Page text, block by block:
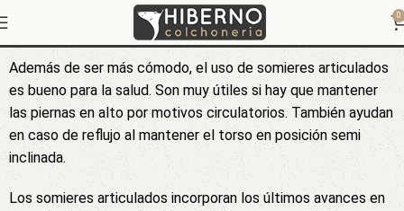
0
Somieres Articulados
Además de ser más cómodo, el uso de somieres articulados
es bueno para la salud. Son muy útiles si hay que mantener
las piernas en alto por motivos circulatorios. También ayudan
en caso de reflujo al mantener el torso en posición semi
inclinada.
Los somieres articulados incorporan los últimos avances en